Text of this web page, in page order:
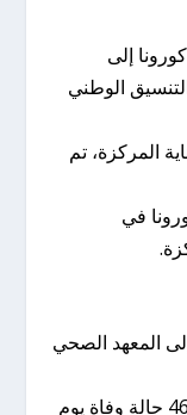
كورونا إلى
الوطني
المركزة، تم
مصابًا بكورونا في
عن وفاة 59 مريضا كوفيد19 إلى المعهد الصحي
وهذا ارتفاع ملحوظ حيث تم الإبلاغ عن 46 حالة وفاة يوم